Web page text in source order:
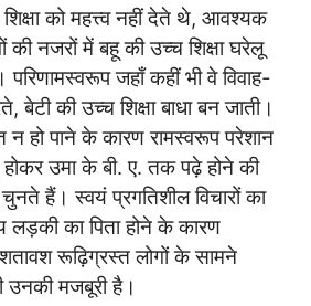
को महत्त्व नहीं देते थे, आवश्यक
नजरों में बहू की उच्च शिक्षा घरेलू
जहाँ कहीं भी वे विवाह-
की उच्च शिक्षा बाधा बन जाती।
न हो पाने के कारण रामस्वरूप परेशान
उमा के बी. ए. तक पढ़े होने की
चुनते हैं। स्वयं प्रगतिशील विचारों का
लड़की का पिता होने के कारण
रूढ़िग्रस्त लोगों के सामने
मजबूरी है।